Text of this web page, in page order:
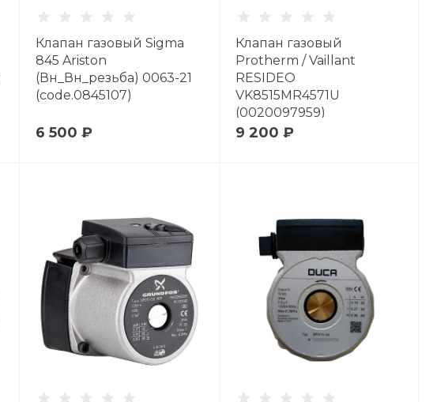
Клапан газовый Sigma
845 Ariston
(Вн_Вн_резьба) 0063-21
(code.0845107)
6 500 ₽
Клапан газовый
Protherm / Vaillant
RESIDEO
VK8515MR4571U
(0020097959)
(0020039188)
9 200 ₽